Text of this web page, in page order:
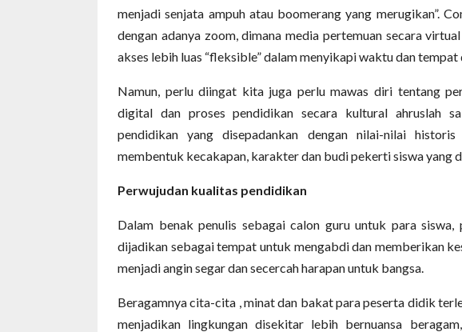
menjadi senjata ampuh atau boomerang yang merugikan”.
dengan adanya zoom, dimana media pertemuan secara
akses lebih luas “fleksible” dalam menyikapi waktu dan
Namun, perlu diingat kita juga perlu mawas diri tentang
digital dan proses pendidikan secara kultural ahruslah
pendidikan yang disepadankan dengan nilai-nilai
membentuk kecakapan, karakter dan budi pekerti siswa yang
Perwujudan kualitas pendidikan
Dalam benak penulis sebagai calon guru untuk para siswa,
dijadikan sebagai tempat untuk mengabdi dan memberikan
menjadi angin segar dan secercah harapan untuk bangsa.
Beragamnya cita-cita , minat dan bakat para peserta didik
menjadikan lingkungan disekitar lebih bernuansa